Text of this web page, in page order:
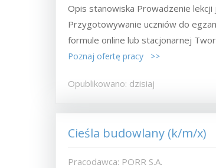
Opis stanowiska Prowadzenie lekcji
Przygotowywanie uczniów do
formule online lub stacjonarnej
Poznaj ofertę pracy >>
Opublikowano: dzisiaj
Cieśla budowlany (k/m/x)
Pracodawca: PORR S.A.